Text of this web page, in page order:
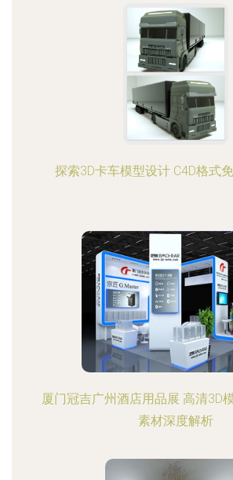
探索3D卡车模型设计 C4D格式
厦门冠吉广州酒店用品展 高清3D
素材深度解析